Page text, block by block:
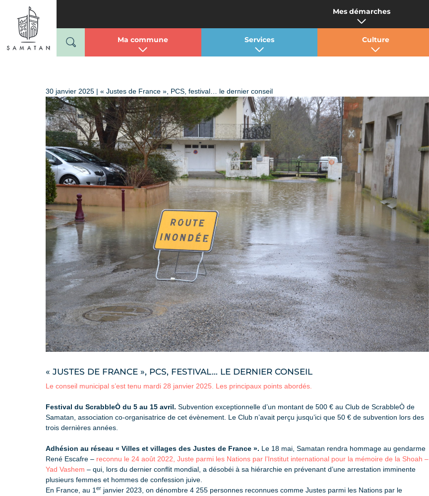
contenu
Mes démarches
Ma commune Services Culture
30 janvier 2025 | « Justes de France », PCS, festival… le dernier conseil
« JUSTES DE FRANCE », PCS, FESTIVAL… LE DERNIER CONSEIL
Le conseil municipal s’est tenu mardi 28 janvier 2025. Les principaux points abordés.
Festival du ScrabbleÒ du 5 au 15 avril. Subvention exceptionnelle d’un montant de 500 € au Club de ScrabbleÒ de
Samatan, association co-organisatrice de cet évènement. Le Club n’avait perçu jusqu’ici que 50 € de subvention lors des
trois dernières années.
Adhésion au réseau « Villes et villages des Justes de France ». Le 18 mai, Samatan rendra hommage au gendarme
René Escafre – reconnu le 24 août 2022, Juste parmi les Nations par l’Institut international pour la mémoire de la Shoah –
Yad Vashem – qui, lors du dernier conflit mondial, a désobéi à sa hiérarchie en prévenant d’une arrestation imminente
plusieurs femmes et hommes de confession juive.
En France, au 1er janvier 2023, on dénombre 4 255 personnes reconnues comme Justes parmi les Nations par le